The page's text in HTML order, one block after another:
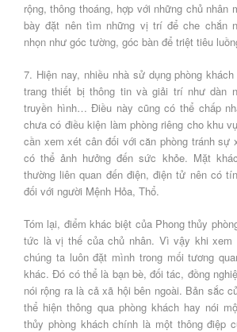
rộng, thông thoáng, hợp với những chủ nhân
bày đặt nên tìm những vị trí để che chắn
nhọn như góc tường, góc bàn để triệt tiêu
7. Hiện nay, nhiều nhà sử dụng phòng
trang thiết bị thông tin và giải trí như dàn
truyền hình… Điều này cũng có thể chấp
chưa có điều kiện làm phòng riêng cho khu
cần xem xét cân đối với căn phòng tránh sự
có thể ảnh hưởng đến sức khỏe. Mặt
thường liên quan đến điện, điện tử nên có
đối với người Mệnh Hỏa, Thổ.
Tóm lại, điểm khác biệt của Phong thủy
tức là vị thế của chủ nhân. Vì vậy khi xem
chúng ta luôn đặt mình trong mối tương
khác. Đó có thể là bạn bè, đối tác, đồng
nói rộng ra là cả xã hội bên ngoài. Bản sắc
thể hiện thông qua phòng khách hay nói
thủy phòng khách chính là một thông điệp